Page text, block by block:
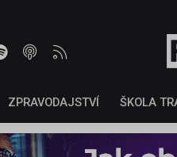
ZPRAVODAJSTVÍ ŠKOLA